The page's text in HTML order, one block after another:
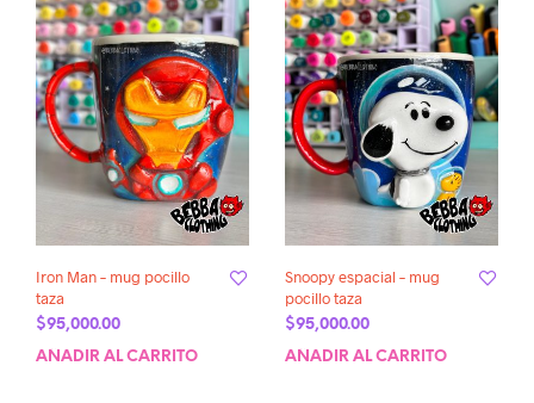
Iron Man – mug pocillo
taza
$95,000.00
AÑADIR AL CARRITO
Snoopy espacial – mug
pocillo taza
$95,000.00
AÑADIR AL CARRITO